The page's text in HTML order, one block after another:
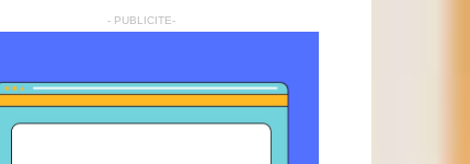
- PUBLICITE-